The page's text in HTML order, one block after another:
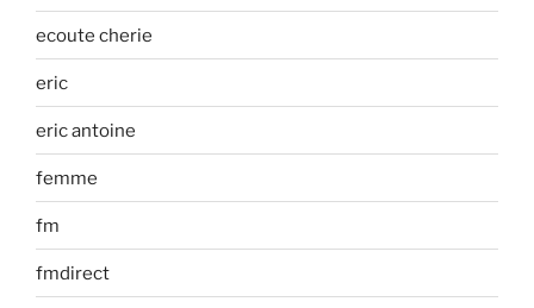
ecoute cherie
eric
eric antoine
femme
fm
fmdirect